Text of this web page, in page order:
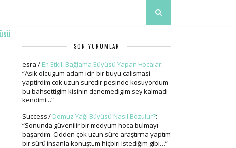
SON YORUMLAR
esra / En Etkili Bağlama Büyüsü Yapan Hocalar:
“Asik oldugum adam icin bir buyu calismasi
yaptirdim cok uzun suredir pesinde kosuyordum
bu bahsettigim kisinin denemedigim sey kalmadi
kendimi…”
Success / Domuz Yağı Büyüsü Nasıl Bozulur?:
“Sonunda güvenilir bir medyum hoca bulmayı
başardım. Cidden çok uzun süre araştırma yaptım
bir sürü insanla konuştum hiçbiri istediğim gibi…”